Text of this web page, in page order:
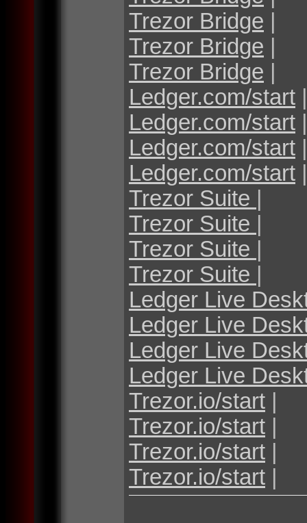
Trezor Bridge |
Trezor Bridge |
Trezor Bridge |
Ledger.com/start |
Ledger.com/start |
Ledger.com/start |
Ledger.com/start |
Trezor Suite |
Trezor Suite |
Trezor Suite |
Trezor Suite |
Ledger Live
Ledger Live
Ledger Live
Ledger Live
Trezor.io/start |
Trezor.io/start |
Trezor.io/start |
Trezor.io/start |